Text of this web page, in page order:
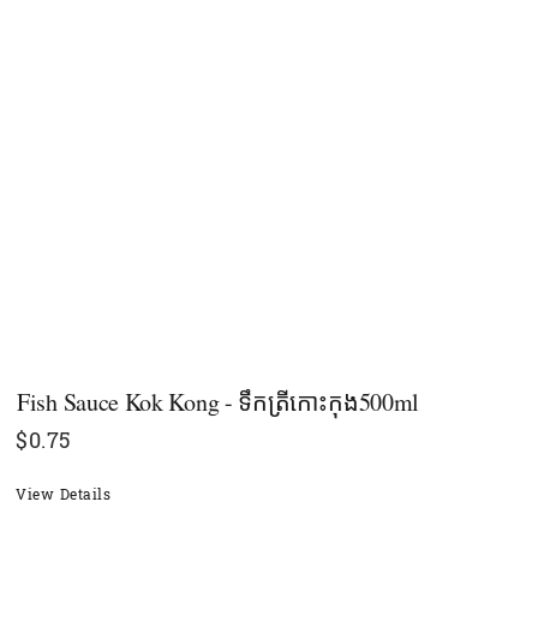
Fish Sauce Kok Kong - ទឹកត្រីកោះកុង500ml
$0.75
View Details